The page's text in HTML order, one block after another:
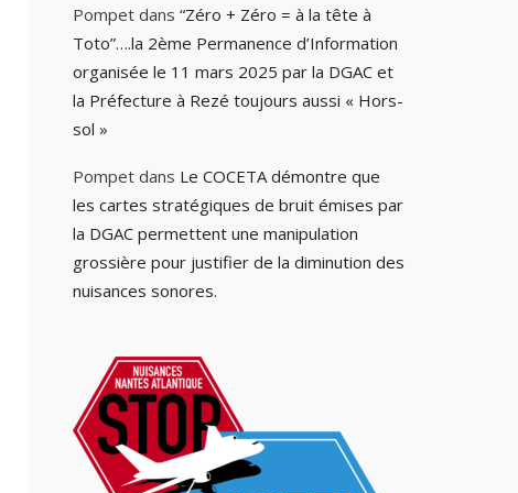
Pompet dans “Zéro + Zéro = à la tête à
Toto”….la 2ème Permanence d’Information
organisée le 11 mars 2025 par la DGAC et
la Préfecture à Rezé toujours aussi « Hors-
sol »
Pompet dans Le COCETA démontre que
les cartes stratégiques de bruit émises par
la DGAC permettent une manipulation
grossière pour justifier de la diminution des
nuisances sonores.